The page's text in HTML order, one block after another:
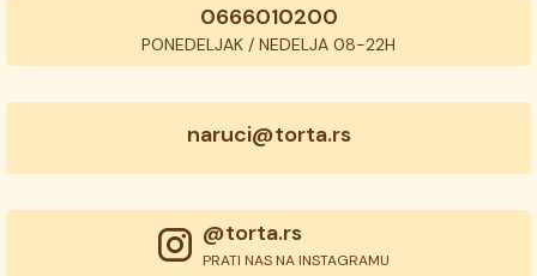
0666010200
PONEDELJAK / NEDELJA 08-22H
naruci@torta.rs
@torta.rs
PRATI NAS NA INSTAGRAMU